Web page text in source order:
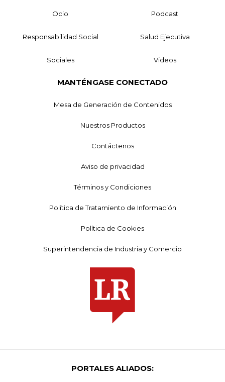
Ocio Podcast
Responsabilidad Social Salud Ejecutiva
Sociales Videos
MANTÉNGASE CONECTADO
Mesa de Generación de Contenidos
Nuestros Productos
Contáctenos
Aviso de privacidad
Términos y Condiciones
Política de Tratamiento de Información
Política de Cookies
Superintendencia de Industria y Comercio
PORTALES ALIADOS: